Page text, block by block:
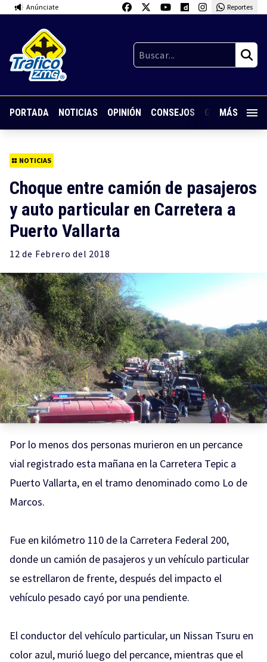
Anúnciate Reportes
PORTADA NOTICIAS OPINIÓN CONSEJOS GUARDIA
MÁS
NOTICIAS
Choque entre camión de pasajeros
y auto particular en Carretera a
Puerto Vallarta
12 de Febrero del 2018
Por lo menos dos personas murieron en un percance
vial registrado esta mañana en la Carretera Tepic a
Puerto Vallarta, en el tramo denominado como Lo de
Marcos.
Fue en kilómetro 110 de la Carretera Federal 200,
donde un camión de pasajeros y un vehículo particular
se estrellaron de frente, después del impacto el
vehículo pesado cayó por una pendiente.
El conductor del vehículo particular, un Nissan Tsuru en
color azul, murió luego del percance, mientras que el